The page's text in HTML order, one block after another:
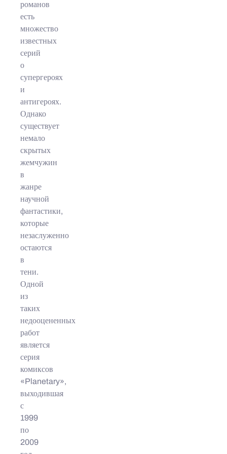
романов
есть
множество
известных
серий
о
супергероях
и
антигероях.
Однако
существует
немало
скрытых
жемчужин
в
жанре
научной
фантастики,
которые
незаслуженно
остаются
в
тени.
Одной
из
таких
недооцененных
работ
является
серия
комиксов
«Planetary»,
выходившая
с
1999
по
2009